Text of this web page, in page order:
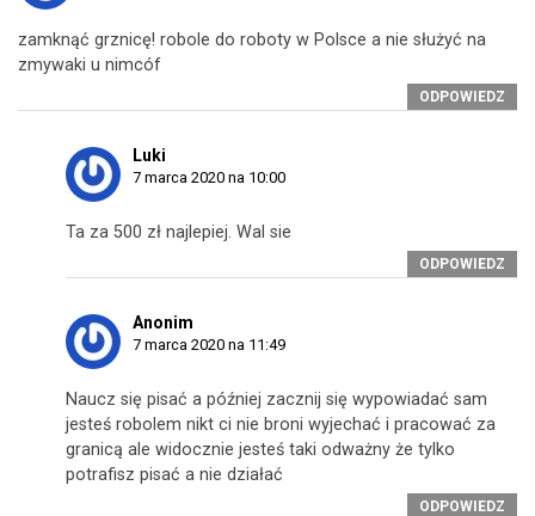
zamknąć grznicę! robole do roboty w Polsce a nie służyć na
zmywaki u nimcóf
ODPOWIEDZ
Luki
7 marca 2020 na 10:00
Ta za 500 zł najlepiej. Wal sie
ODPOWIEDZ
Anonim
7 marca 2020 na 11:49
Naucz się pisać a później zacznij się wypowiadać sam
jesteś robolem nikt ci nie broni wyjechać i pracować za
granicą ale widocznie jesteś taki odważny że tylko
potrafisz pisać a nie działać
ODPOWIEDZ